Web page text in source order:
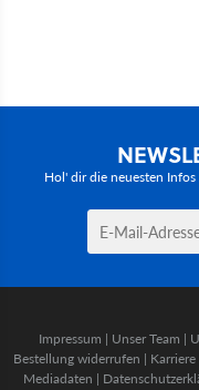
Hol' dir die neuesten
Impressum | Unser Team |
Bestellung widerrufen | Karriere
Mediadaten |